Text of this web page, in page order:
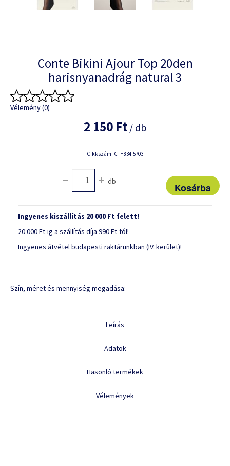
Conte Bikini Ajour Top 20den
harisnyanadrág natural 3
Vélemény (0)
2 150 Ft/ db
Cikkszám: CTH834-5703
db
Ingyenes kiszállítás 20 000 Ft felett!
20 000 Ft-ig a szállítás díja 990 Ft-tól!
Ingyenes átvétel budapesti raktárunkban (IV. kerület)!
Szín, méret és mennyiség megadása:
Leírás
Adatok
Hasonló termékek
Vélemények